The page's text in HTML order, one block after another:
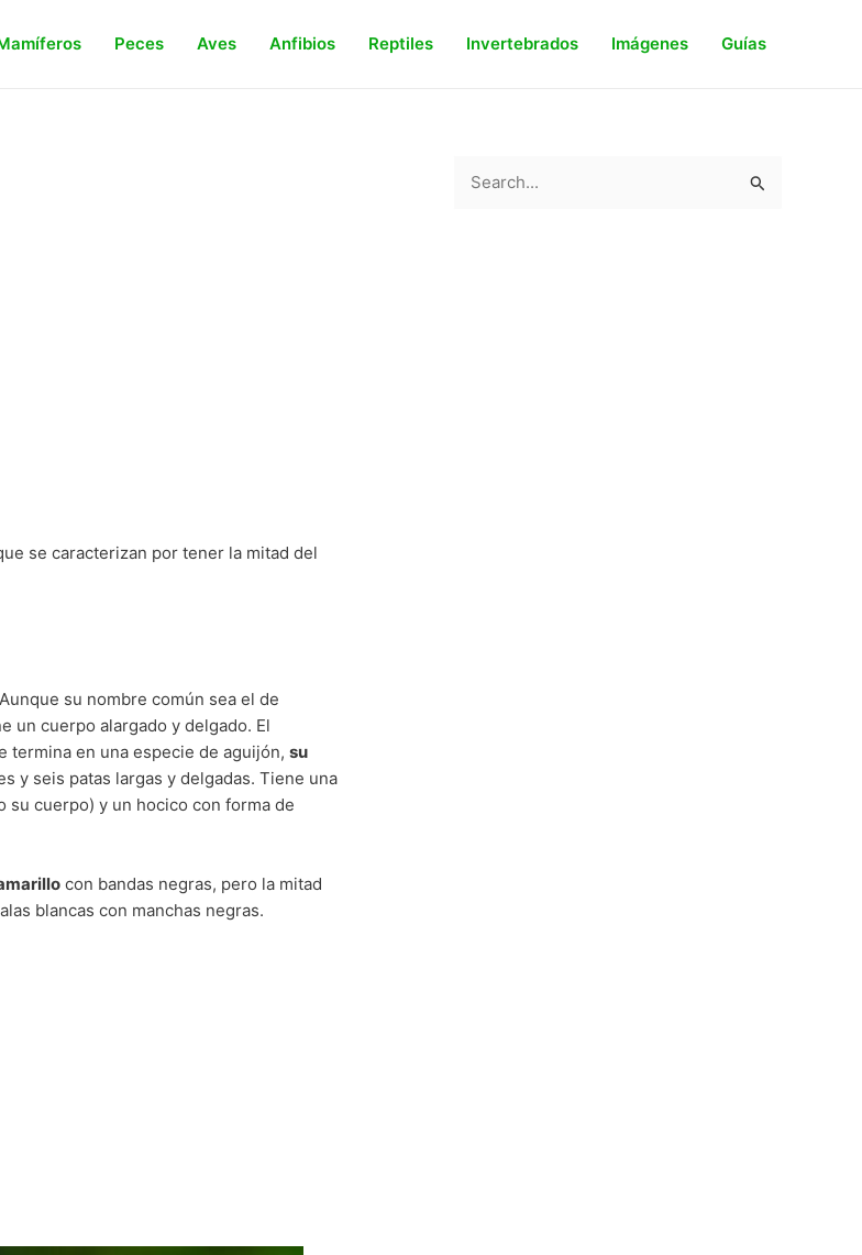
Peces Aves Anfibios Reptiles Invertebrados Imágenes Guías
se caracterizan por tener la mitad del
su nombre común sea el de
un cuerpo alargado y delgado. El
termina en una especie de aguijón, su
y seis patas largas y delgadas. Tiene una
su cuerpo) y un hocico con forma de
con bandas negras, pero la mitad
blancas con manchas negras.